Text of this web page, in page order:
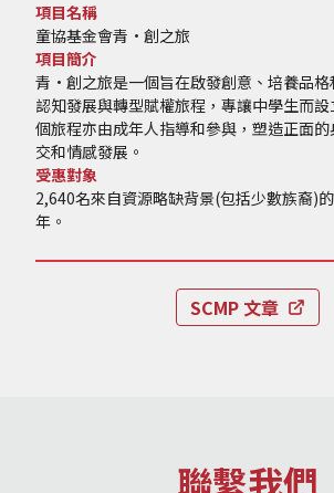
項目名稱
童協基金會青·創之旅
項目簡介
青·創之旅是一個旨在啟發創意、培養品格
認知發展與轉型賦權旅程，專讓中學生而
個旅程亦由成年人指導和參與，塑造正面
交和情感發展。
受惠對象
2,640名來自資源略缺背景(包括少數族裔)
年。
SCMP 文章
聯繫我們